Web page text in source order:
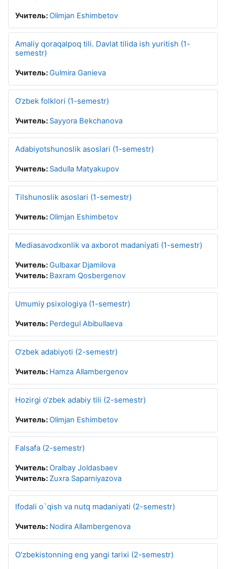
Учитель:Olimjan Eshimbetov
Amaliy qoraqalpoq tili. Davlat tilida ish yuritish (1-
semestr)
Учитель:Gulmira Ganieva
O‘zbek folklori (1-semestr)
Учитель: Sayyora Bekchanova
Adabiyotshunoslik asoslari (1-semestr)
Учитель: Sadulla Matyakupov
Tilshunoslik asoslari (1-semestr)
Учитель:Olimjan Eshimbetov
Mediasavodxonlik va axborot madaniyati (1-semestr)
Учитель:Gulbaxar Djamilova
Учитель: Baxram Qosbergenov
Umumiy psixologiya (1-semestr)
Учитель: Perdegul Abibullaeva
O‘zbek adabiyoti (2-semestr)
Учитель: Hamza Allambergenov
Hozirgi o‘zbek adabiy tili (2-semestr)
Учитель:Olimjan Eshimbetov
Falsafa (2-semestr)
Учитель:Oralbay Joldasbaev
Учитель: Zuxra Saparniyazova
Ifodali o`qish va nutq madaniyati (2-semestr)
Учитель: Nodira Allambergenova
O'zbekistonning eng yangi tarixi (2-semestr)